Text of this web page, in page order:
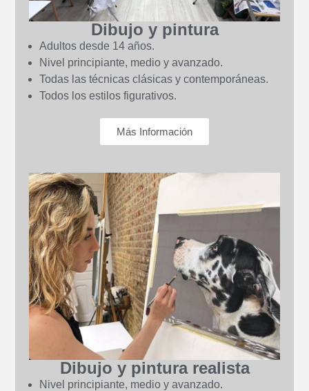
Dibujo y pintura
Adultos desde 14 años.
Nivel principiante, medio y avanzado.
Todas las técnicas clásicas y contemporáneas.
Todos los estilos figurativos.
Más Información
Dibujo y pintura realista
Nivel principiante, medio y avanzado.